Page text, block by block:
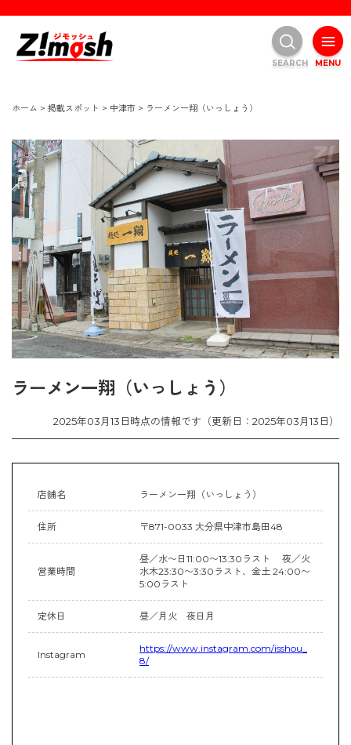
ホーム > 掲載スポット > 中津市 > ラーメン一翔（いっしょう）
ラーメン一翔（いっしょう）
2025年03月13日時点の情報です（更新日：2025年03月13日）
店舗名 ラーメン一翔（いっしょう）
住所 〒871-0033 大分県中津市島田48
営業時間
昼／水〜日11:00〜13:30ラスト 夜／火
水木23:30〜3:30ラスト、金土 24:00〜
5:00ラスト
定休日 昼／月火 夜日月
Instagram
https://www.instagram.com/isshou_
8/
MENU
SEARCH